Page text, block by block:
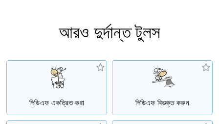
আরও দুর্দান্ত টুলস
পিডিএফ একত্রিত করা পিডিএফ বিভক্ত করুন